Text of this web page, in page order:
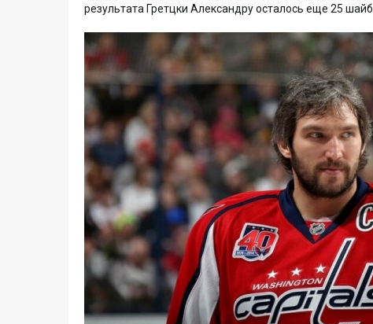
результата Гретцки Александру осталось еще 25 шайб.